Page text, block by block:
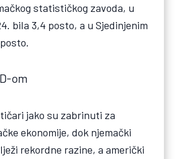
statističkog zavoda, u
bila 3,4 posto, a u Sjedinjenim
om
jako su zabrinuti za
ekonomije, dok njemački
rekordne razine, a američki